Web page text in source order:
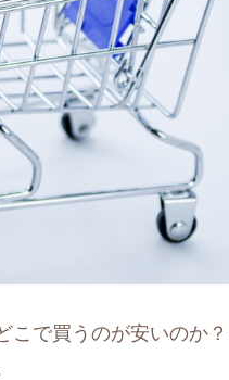
で買うのが安いのか？